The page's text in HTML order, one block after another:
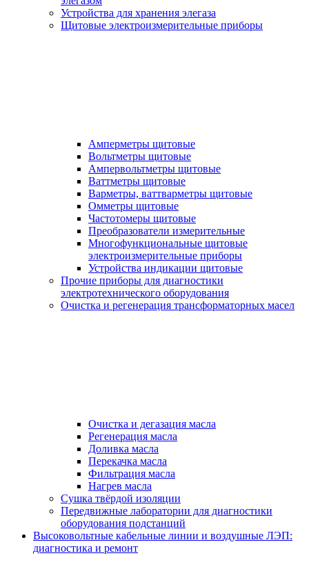
Устройства для хранения элегаза
Щитовые электроизмерительные приборы
Амперметры щитовые
Вольтметры щитовые
Ампервольтметры щитовые
Ваттметры щитовые
Варметры, ваттварметры щитовые
Омметры щитовые
Частотомеры щитовые
Преобразователи измерительные
Многофункциональные щитовые
электроизмерительные приборы
Устройства индикации щитовые
Прочие приборы для диагностики
электротехнического оборудования
Очистка и регенерация трансформаторных масел
Очистка и дегазация масла
Регенерация масла
Доливка масла
Перекачка масла
Фильтрация масла
Нагрев масла
Сушка твёрдой изоляции
Передвижные лаборатории для диагностики
оборудования подстанций
Высоковольтные кабельные линии и воздушные ЛЭП:
диагностика и ремонт